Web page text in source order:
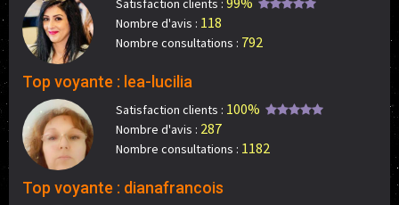
Satisfaction clients :
Nombre d'avis : 118
Nombre consultations : 792
Top voyante : lea-lucilia
Satisfaction clients : 100%
Nombre d'avis : 287
Nombre consultations : 1182
Top voyante : dianafrancois